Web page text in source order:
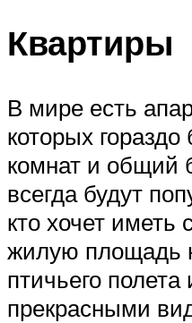
Квартиры
В мире есть
которых
комнат и общий
всегда будут
кто хочет
жилую площадь
птичьего
прекрасными